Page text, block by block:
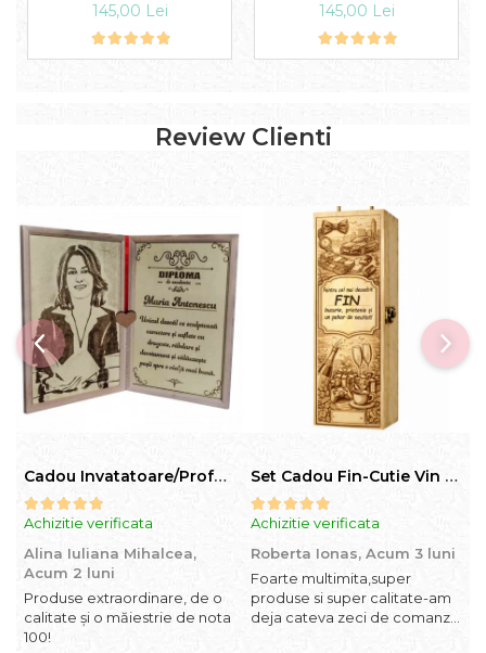
145,00 Lei
145,00 Lei
Review Clienti
Cadou Invatatoare/Profesoara/Educatoare "Catalogul Amintirilor"
Achizitie verificata
Alina Iuliana Mihalcea,
Acum 2 luni
Produse extraordinare, de o
calitate și o măiestrie de nota
100!
Set Cadou Fin-Cutie Vin cu Vin si Breloc Personalizate
Achizitie verificata
Roberta Ionas, Acum 3 luni
Foarte multimita,super
produse si super calitate-am
deja cateva zeci de comanzi